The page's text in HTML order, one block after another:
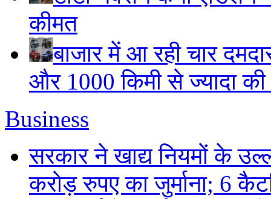
कीमत
बाजार में आ रही चार
और 1000 किमी से ज्यादा की
Business
सरकार ने खाद्य नियमों के
करोड़ रुपए का जुर्माना; 6